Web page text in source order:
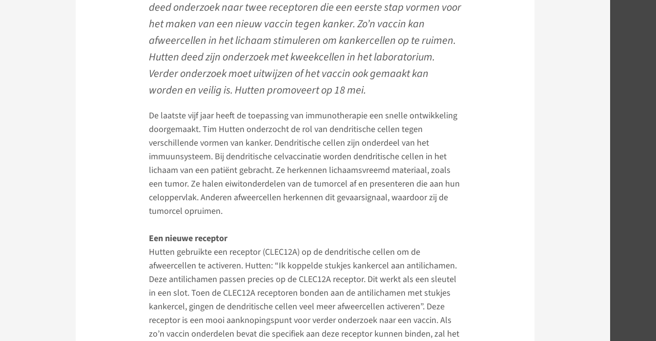
deed onderzoek naar twee receptoren die een eerste stap vormen voor
het maken van een nieuw vaccin tegen kanker. Zo’n vaccin kan
afweercellen in het lichaam stimuleren om kankercellen op te ruimen.
Hutten deed zijn onderzoek met kweekcellen in het laboratorium.
Verder onderzoek moet uitwijzen of het vaccin ook gemaakt kan
worden en veilig is. Hutten promoveert op 18 mei.
De laatste vijf jaar heeft de toepassing van immunotherapie een snelle ontwikkeling
doorgemaakt. Tim Hutten onderzocht de rol van dendritische cellen tegen
verschillende vormen van kanker. Dendritische cellen zijn onderdeel van het
immuunsysteem. Bij dendritische celvaccinatie worden dendritische cellen in het
lichaam van een patiënt gebracht. Ze herkennen lichaamsvreemd materiaal, zoals
een tumor. Ze halen eiwitonderdelen van de tumorcel af en presenteren die aan hun
celoppervlak. Anderen afweercellen herkennen dit gevaarsignaal, waardoor zij de
tumorcel opruimen.
Een nieuwe receptor
Hutten gebruikte een receptor (CLEC12A) op de dendritische cellen om de
afweercellen te activeren. Hutten: “Ik koppelde stukjes kankercel aan antilichamen.
Deze antilichamen passen precies op de CLEC12A receptor. Dit werkt als een sleutel
in een slot. Toen de CLEC12A receptoren bonden aan de antilichamen met stukjes
kankercel, gingen de dendritische cellen veel meer afweercellen activeren”. Deze
receptor is een mooi aanknopingspunt voor verder onderzoek naar een vaccin. Als
zo’n vaccin onderdelen bevat die specifiek aan deze receptor kunnen binden, zal het